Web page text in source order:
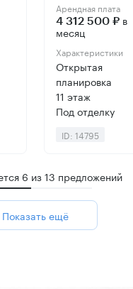
Арендная плата
4 312 500 ₽в
месяц
Характеристики
Открытая
планировка
11 этаж
Под отделку
ID: 14795
6 из13 предложений
Показать ещё